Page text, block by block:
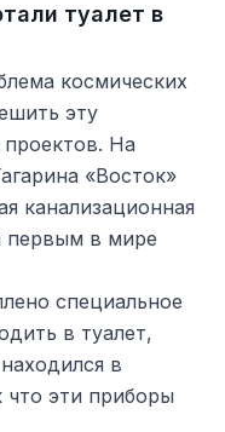
туалет в
космических
эту
На
«Восток»
канализационная
первым в мире
специальное
в туалет,
в
что эти приборы